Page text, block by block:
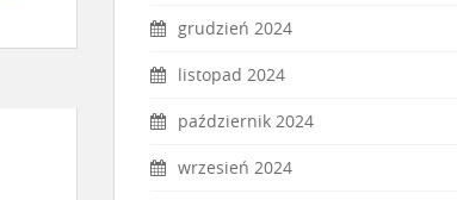
grudzień 2024
listopad 2024
październik 2024
wrzesień 2024